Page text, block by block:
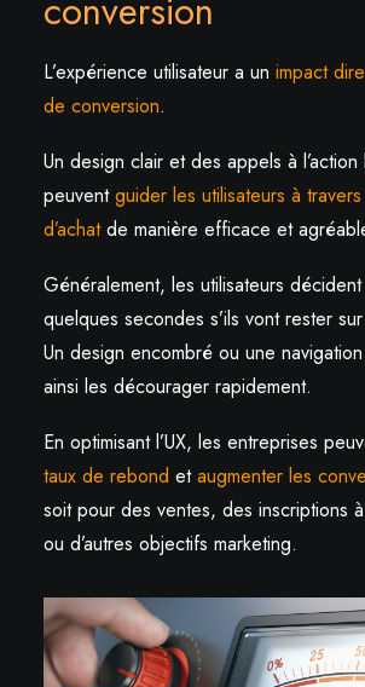
conversion
L’expérience utilisateur a un impact
de conversion.
Un design clair et des appels à
peuventguider les utilisateurs à
d’achatde manière efficace et
Généralement, les utilisateurs
quelques secondes s’ils vont rester
Un design encombré ou une
ainsi les décourager rapidement.
En optimisant l’UX, les entreprises
taux de rebond etaugmenter les
soit pour des ventes, des inscriptions
ou d’autres objectifs marketing.